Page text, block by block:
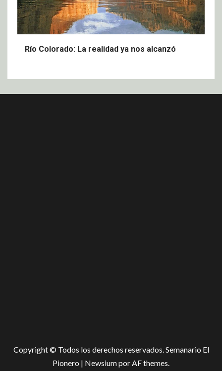
Río Colorado: La realidad ya nos alcanzó
Copyright © Todos los derechos reservados. Semanario El
Pionero | Newsiumpor AF themes.